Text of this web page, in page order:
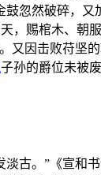
忽然破碎，
，赐棺木、朝
又因击败苻坚的
子孙的爵位未被
古。”《宣和